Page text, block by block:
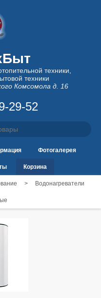
техники,
техники
Комсомола д. 16
29-52
Фотогалерея
Корзина
> Водонагреватели